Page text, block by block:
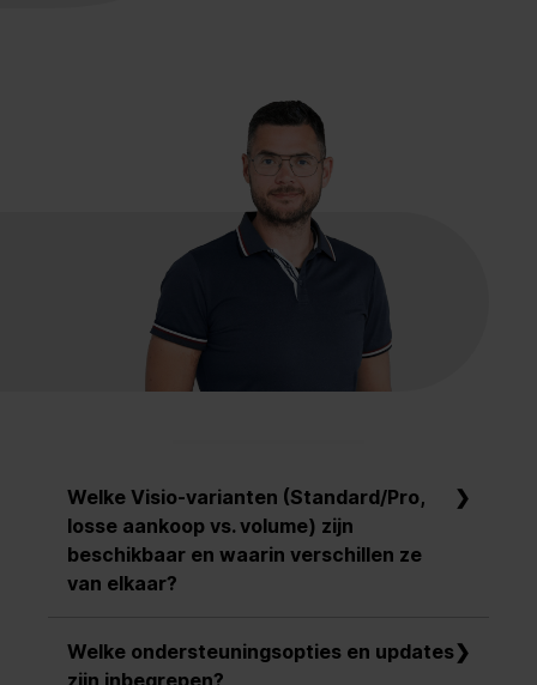
Welke Visio-varianten (Standard/Pro,
losse aankoop vs. volume) zijn
beschikbaar en waarin verschillen ze
van elkaar?
Pro) als losse aankoop of via
Welke ondersteuningsopties en updates